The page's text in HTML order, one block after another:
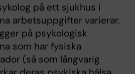
på ett sjukhus i
arbetsuppgifter varierar.
på psykologisk
som har fysiska
(så som långvarig